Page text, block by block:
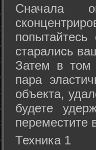
Сначала
старались
Затем в том
пара
объекта,
будете
переместите
Техника 1